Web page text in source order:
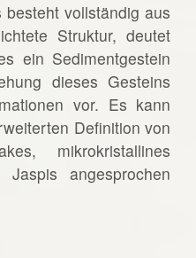
besteht vollständig aus
Struktur, deutet
ein Sedimentgestein
dieses Gesteins
vor. Es kann
Definition von
mikrokristallines
Jaspis angesprochen